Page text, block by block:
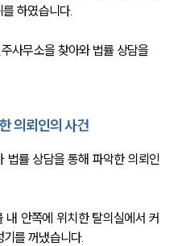
하였습니다.
사무소을 찾아와 법률 상담을
의뢰인의 사건
법률 상담을 통해 파악한 의뢰인
안쪽에 위치한 탈의실에서 커
를 꺼냈습니다.